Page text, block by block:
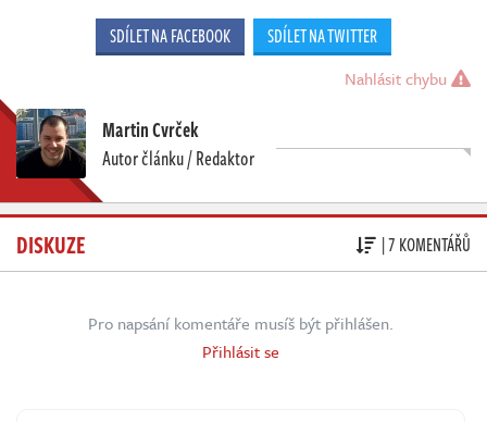
SDÍLET NA FACEBOOK SDÍLET NA TWITTER
Nahlásit chybu
Martin Cvrček
Autor článku / Redaktor
DISKUZE | 7 KOMENTÁŘŮ
Pro napsání komentáře musíš být přihlášen.
Přihlásit se